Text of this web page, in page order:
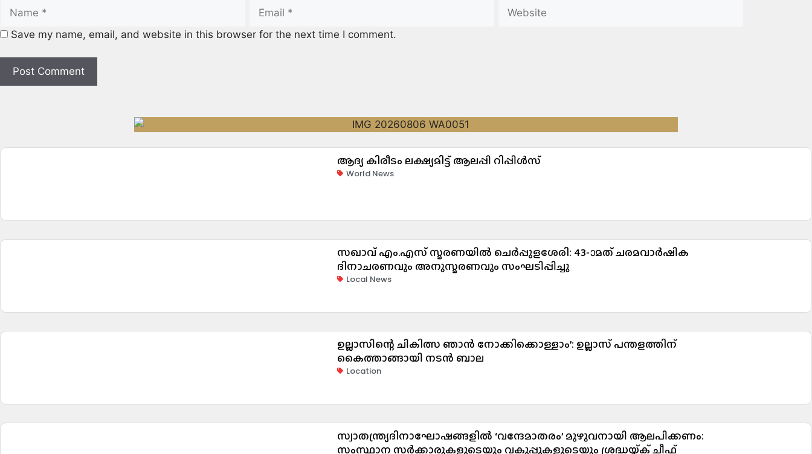
Save my name, email, and website in this browser for the next time I comment.
ആദ്യ കിരീടം ലക്ഷ്യമിട്ട് ആലപ്പി റിപ്പിൾസ്
World News
സഖാവ് എം.എസ് സ്മരണയിൽ ചെർപ്പുളശേരി: 43-ാമത് ചരമവാർഷിക
ദിനാചരണവും അനുസ്മരണവും സംഘടിപ്പിച്ചു
Local News
ഉല്ലാസിന്റെ ചികിത്സ ഞാൻ നോക്കിക്കൊള്ളാം’: ഉല്ലാസ് പന്തളത്തിന്
കൈത്താങ്ങായി നടൻ ബാല
Location
സ്വാതന്ത്ര്യദിനാഘോഷങ്ങളിൽ ‘വന്ദേമാതരം’ മുഴുവനായി ആലപിക്കണം:
സംസ്ഥാന സർക്കാരുകളുടെയും വകുപ്പുകളുടെയും ശ്രദ്ധയ്ക്ക് ചീഫ്